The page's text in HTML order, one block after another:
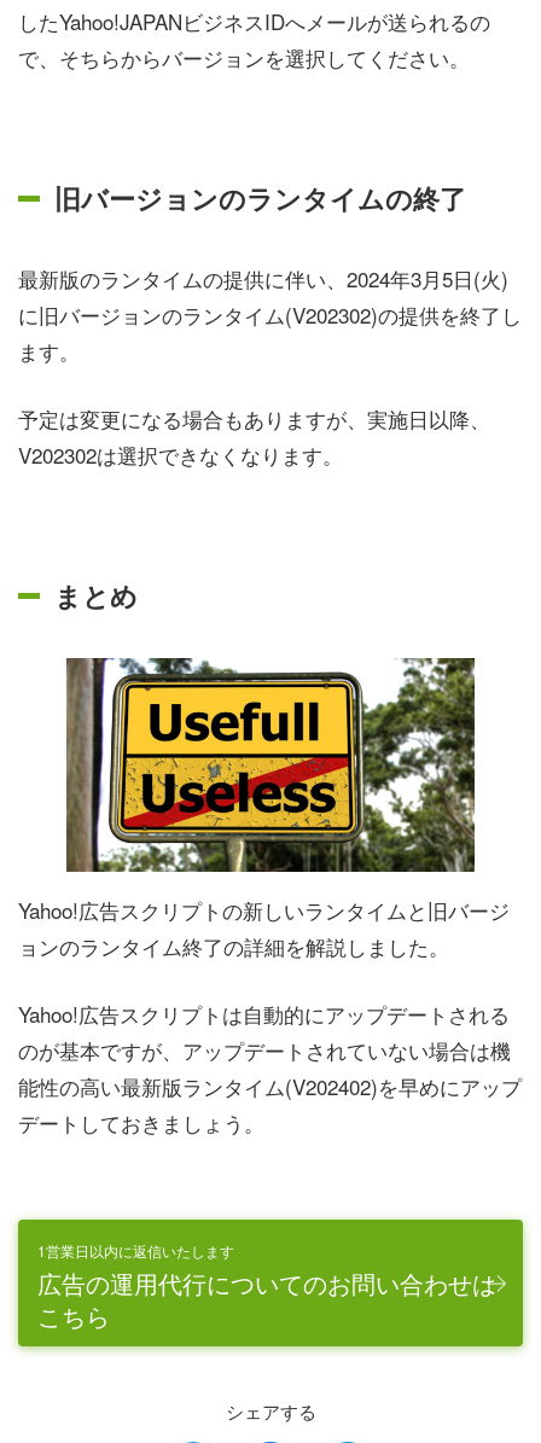
したYahoo!JAPANビジネスIDへメールが送られるの
で、そちらからバージョンを選択してください。
旧バージョンのランタイムの終了
最新版のランタイムの提供に伴い、2024年3月5日(火)
に旧バージョンのランタイム(V202302)の提供を終了し
ます。
予定は変更になる場合もありますが、実施日以降、
V202302は選択できなくなります。
まとめ
Yahoo!広告スクリプトの新しいランタイムと旧バージ
ョンのランタイム終了の詳細を解説しました。
Yahoo!広告スクリプトは自動的にアップデートされる
のが基本ですが、アップデートされていない場合は機
能性の高い最新版ランタイム(V202402)を早めにアップ
デートしておきましょう。
1営業日以内に返信いたします
広告の運用代行についてのお問い合わせは
こちら
シェアする